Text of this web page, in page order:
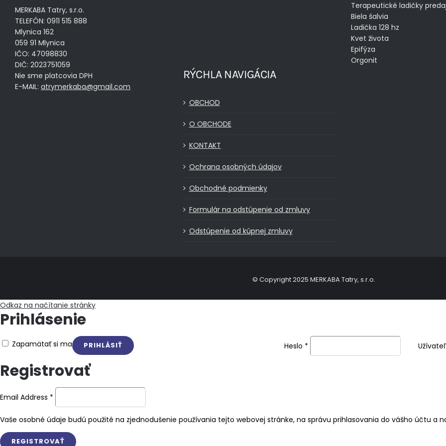
MERKABA Tatry, s.r.o.
TELEFÓN: 0911 515 888
Mlynica 162
059 91 Mlynica
IČO: 47098830
DIČ: 2023751059
Nie sme platcovia DPH
E-MAIL: atrymerkaba@gmail.com
Terapeutické ladičky
Biela šalvia
Ladička 128 hz
Kvet života
Epifýza
Orgonit
RÝCHLA NAVIGÁCIA
OBCHOD
O OBCHODE
KONTAKT
Ochrana osobných údajov
Obchodné podmienky
Formulár na odstúpenie od zmluvy
Odstúpenie od kúpnej zmluvy
© Copyright 2025 MERKABA Tatry, s.r.o.
Odkaz na načítanie stránky
Prihlásenie
Heslo *
Zapamätať si ma
Registrovať
Email Address *
Vaše osobné údaje budú použité na zjednodušenie používania tejto webovej stránke, na správu prihlasovania do vášho účtu a